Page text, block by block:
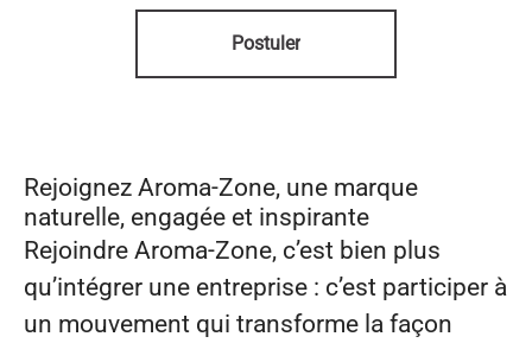
Postuler
Rejoignez Aroma‑Zone, une marque
naturelle, engagée et inspirante
Rejoindre Aroma‑Zone, c’est bien plus
qu’intégrer une entreprise : c’est participer à
un mouvement qui transforme la façon